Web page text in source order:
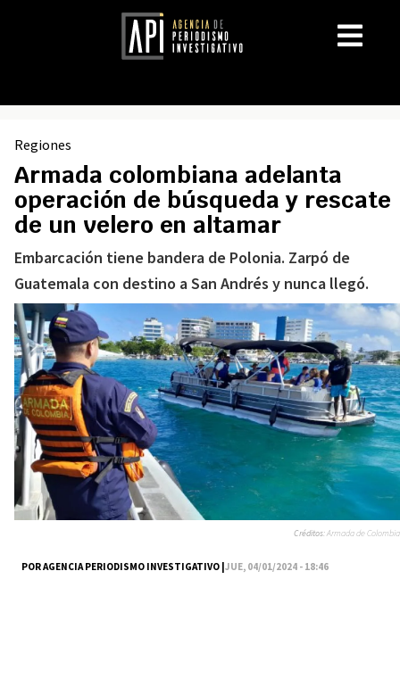
Regiones
Armada colombiana adelanta
operación de búsqueda y rescate
de un velero en altamar
Embarcación tiene bandera de Polonia. Zarpó de
Guatemala con destino a San Andrés y nunca llegó.
POR AGENCIA PERIODISMO INVESTIGATIVO |JUE, 04/01/2024 - 18:46
Créditos:Armada de Colombia